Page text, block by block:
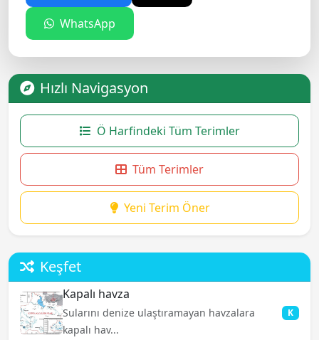
WhatsApp
Hızlı Navigasyon
Ö Harfindeki Tüm Terimler
Tüm Terimler
Yeni Terim Öner
Keşfet
Kapalı havza
Sularını denize ulaştıramayan havzalara
kapalı hav...
K